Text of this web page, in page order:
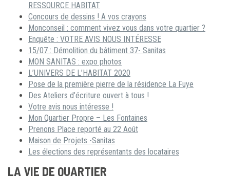
RESSOURCE HABITAT
Concours de dessins ! A vos crayons
Monconseil : comment vivez vous dans votre quartier ?
Enquête : VOTRE AVIS NOUS INTÉRESSE
15/07 : Démolition du bâtiment 37- Sanitas
MON SANITAS : expo photos
L’UNIVERS DE L’HABITAT 2020
Pose de la première pierre de la résidence La Fuye
Des Ateliers d’écriture ouvert à tous !
Votre avis nous intéresse !
Mon Quartier Propre – Les Fontaines
Prenons Place reporté au 22 Août
Maison de Projets -Sanitas
Les élections des représentants des locataires
LA VIE DE QUARTIER